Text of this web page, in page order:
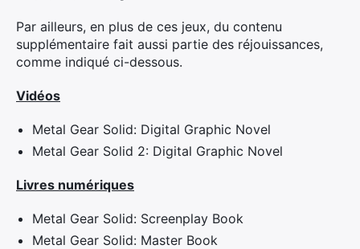
Par ailleurs, en plus de ces jeux, du contenu
supplémentaire fait aussi partie des réjouissances,
comme indiqué ci-dessous.
Vidéos
Metal Gear Solid: Digital Graphic Novel
Metal Gear Solid 2: Digital Graphic Novel
Livres numériques
Metal Gear Solid: Screenplay Book
Metal Gear Solid: Master Book